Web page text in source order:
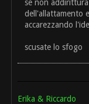
se non
dell'allattamento
accarezzando
scusate lo sfogo
Erika & Riccardo